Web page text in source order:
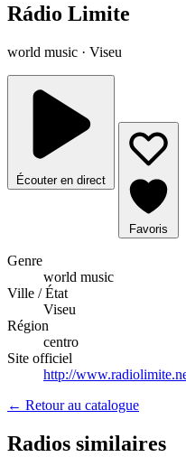
Rádio Limite
world music · Viseu
Écouter en direct
Favoris
Genre
world music
Ville / État
Viseu
Région
centro
Site officiel
http://
← Retour au catalogue
Radios similaires